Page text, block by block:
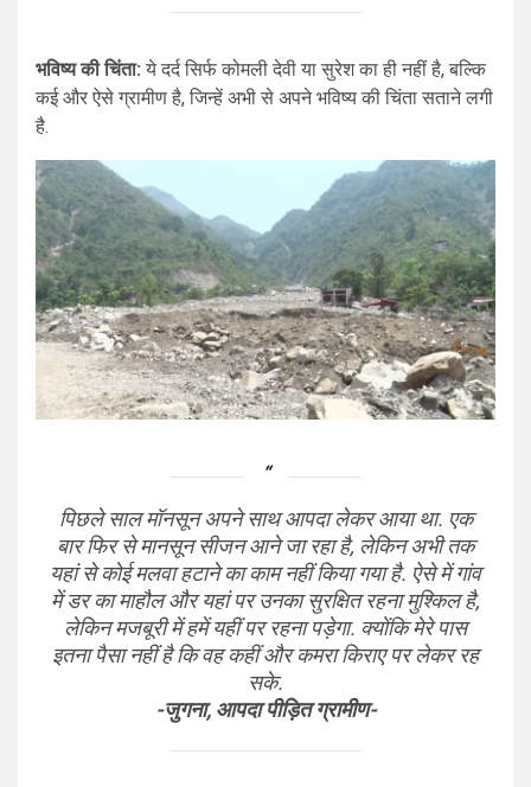
भविष्य की चिंता: ये दर्द सिर्फ कोमली देवी या सुरेश का ही नहीं है, बल्कि
कई और ऐसे ग्रामीण है, जिन्हें अभी से अपने भविष्य की चिंता सताने लगी
है.
पिछले साल मॉनसून अपने साथ आपदा लेकर आया था. एक
बार फिर से मानसून सीजन आने जा रहा है, लेकिन अभी तक
यहां से कोई मलवा हटाने का काम नहीं किया गया है. ऐसे में गांव
में डर का माहौल और यहां पर उनका सुरक्षित रहना मुश्किल है,
लेकिन मजबूरी में हमें यहीं पर रहना पड़ेगा. क्योंकि मेरे पास
इतना पैसा नहीं है कि वह कहीं और कमरा किराए पर लेकर रह
सके.
-जुगना, आपदा पीड़ित ग्रामीण-